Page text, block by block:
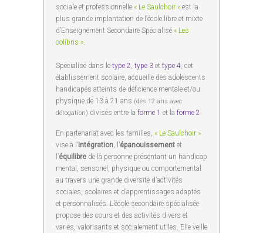
sociale et professionnelle « Le Saulchoir » est la
plus grande implantation de l’école libre et mixte
d’Enseignement Secondaire Spécialisé « Les
colibris ».
Spécialisé dans le type 2, type 3 et type 4, cet
établissement scolaire, accueille des adolescents
handicapés atteints de déficience mentale et/ou
physique de 13 à 21 ans (dès 12 ans avec
dérogation) divisés entre la forme 1 et la forme 2.
En partenariat avec les familles, « Le Saulchoir »
vise à l’intégration, l’épanouissement et
l’équilibre de la personne présentant un handicap
mental, sensoriel, physique ou comportemental
au travers une grande diversité d’activités
sociales, scolaires et d’apprentissages adaptés
et personnalisés. L’école secondaire spécialisée
propose des cours et des activités divers et
variés, valorisants et socialement utiles. Elle veille